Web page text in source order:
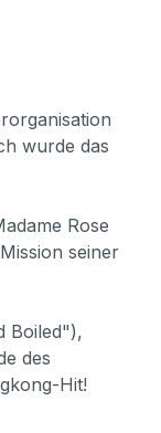
wurde das
Rose
seiner
Boiled"),
des
Hit!